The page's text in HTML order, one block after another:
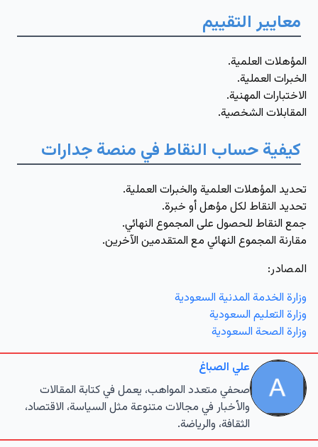
معايير التقييم
المؤهلات العلمية.
الخبرات العملية.
الاختبارات المهنية.
المقابلات الشخصية.
كيفية حساب النقاط في منصة جدارات
تحديد المؤهلات العلمية والخبرات العملية.
تحديد النقاط لكل مؤهل أو خبرة.
جمع النقاط للحصول على المجموع النهائي.
مقارنة المجموع النهائي مع المتقدمين الآخرين.
المصادر:
وزارة الخدمة المدنية السعودية
وزارة التعليم السعودية
وزارة الصحة السعودية
علي الصباغ
صحفي متعدد المواهب، يعمل في كتابة المقالات
والأخبار في مجالات متنوعة مثل السياسة، الاقتصاد،
الثقافة، والرياضة.